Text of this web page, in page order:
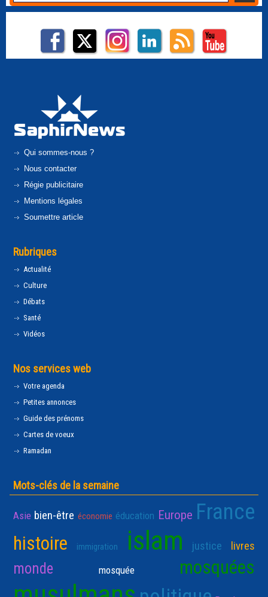
Qui sommes-nous ?
Nous contacter
Régie publicitaire
Mentions légales
Soumettre article
Rubriques
Actualité
Culture
Débats
Santé
Vidéos
Nos services web
Votre agenda
Petites annonces
Guide des prénoms
Cartes de voeux
Ramadan
Mots-clés de la semaine
Asie bien-être économie éducation Europe France
histoire immigration islam justice livres
monde mosquée mosquées